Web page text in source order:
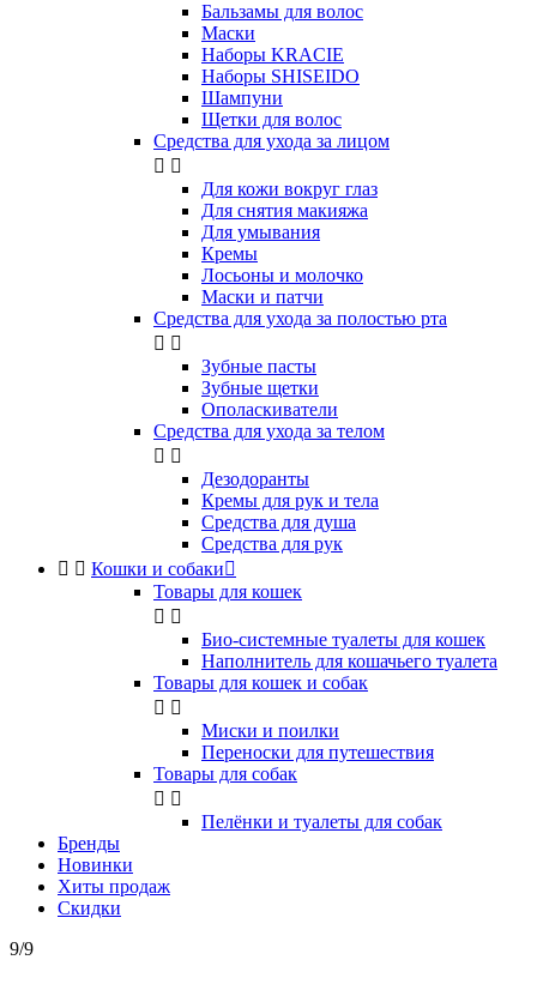
Бальзамы для волос
Маски
Наборы KRACIE
Наборы SHISEIDO
Шампуни
Щетки для волос
Средства для ухода за лицом
 
Для кожи вокруг глаз
Для снятия макияжа
Для умывания
Кремы
Лосьоны и молочко
Маски и патчи
Средства для ухода за полостью рта
 
Зубные пасты
Зубные щетки
Ополаскиватели
Средства для ухода за телом
 
Дезодоранты
Кремы для рук и тела
Средства для душа
Средства для рук
  Кошки и собаки
Товары для кошек
 
Био-системные туалеты для кошек
Наполнитель для кошачьего туалета
Товары для кошек и собак
 
Миски и поилки
Переноски для путешествия
Товары для собак
 
Пелёнки и туалеты для собак
Бренды
Новинки
Хиты продаж
Скидки
9/9